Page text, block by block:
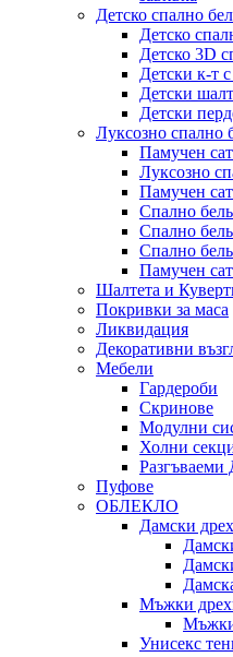
Детско спално
Детско
Детско 3D
Детски к-т
Детски
Детски
Луксозно спално
Памучен
Луксозно
Памучен
Спално
Спално
Спално
Памучен
Шалтета и
Покривки за маса
Ликвидация
Декоративни
Мебели
Гардероби
Скринове
Модулни
Холни
Разгъваеми
Пуфове
ОБЛЕКЛО
Дамски
Мъжки
Унисекс